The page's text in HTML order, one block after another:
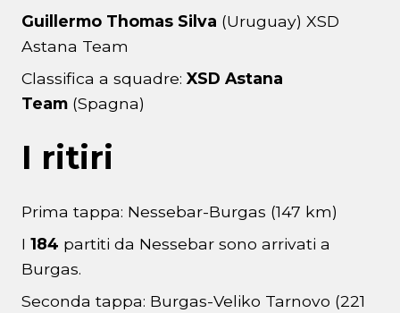
Guillermo Thomas Silva (Uruguay) XSD
Astana Team
Classifica a squadre: XSD Astana
Team (Spagna)
I ritiri
Prima tappa: Nessebar-Burgas (147 km)
I 184 partiti da Nessebar sono arrivati a
Burgas.
Seconda tappa: Burgas-Veliko Tarnovo (221